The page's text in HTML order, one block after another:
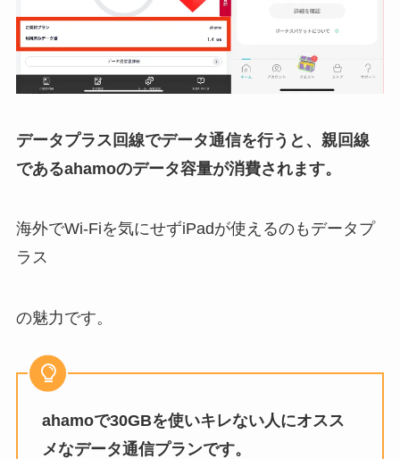
データプラス回線でデータ通信を行うと、親回線
であるahamoのデータ容量が消費されます。
海外でWi-Fiを気にせずiPadが使えるのもデータプ
ラス
の魅力です。
ahamoで30GBを使いキレない人にオスス
メなデータ通信プランです。